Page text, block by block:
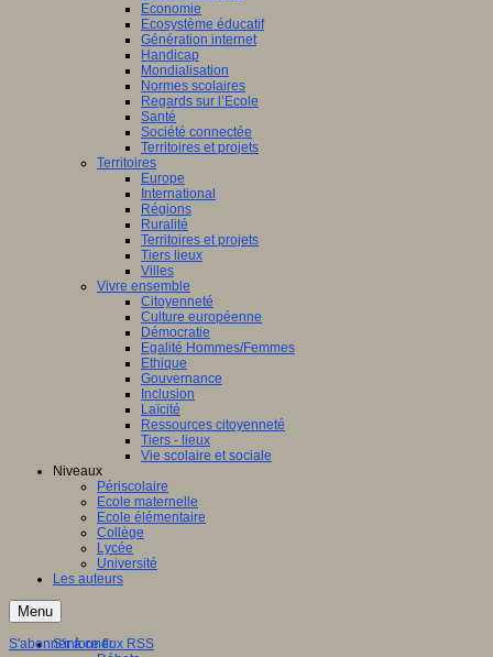
Economie
Ecosystème éducatif
Génération internet
Handicap
Mondialisation
Normes scolaires
Regards sur l’Ecole
Santé
Société connectée
Territoires et projets
Territoires
Europe
International
Régions
Ruralité
Territoires et projets
Tiers lieux
Villes
Vivre ensemble
Citoyenneté
Culture européenne
Démocratie
Egalité Hommes/Femmes
Ethique
Gouvernance
Inclusion
Laïcité
Ressources citoyenneté
Tiers - lieux
Vie scolaire et sociale
Niveaux
Périscolaire
Ecole maternelle
Ecole élémentaire
Collège
Lycée
Université
Les auteurs
Menu
S'informer
S'abonner à ce flux RSS